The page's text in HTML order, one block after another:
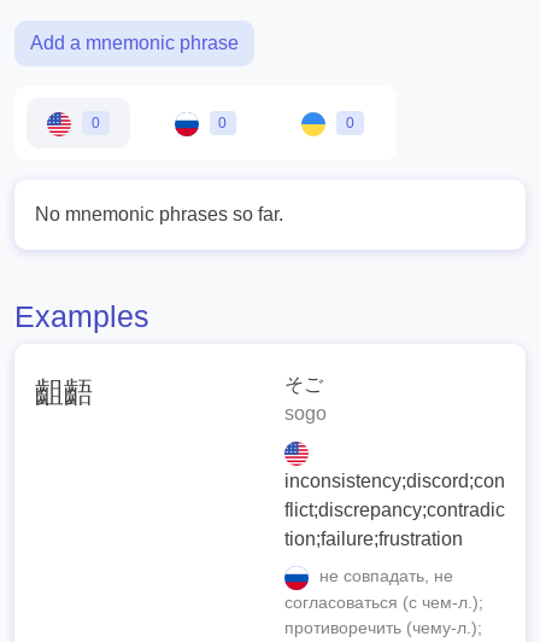
Add a mnemonic phrase
0 0 0
No mnemonic phrases so far.
Examples
齟齬
そご
sogo
inconsistency;discord;con
flict;discrepancy;contradic
tion;failure;frustration
не совпадать, не
согласоваться (с чем-л.);
противоречить (чему-л.);